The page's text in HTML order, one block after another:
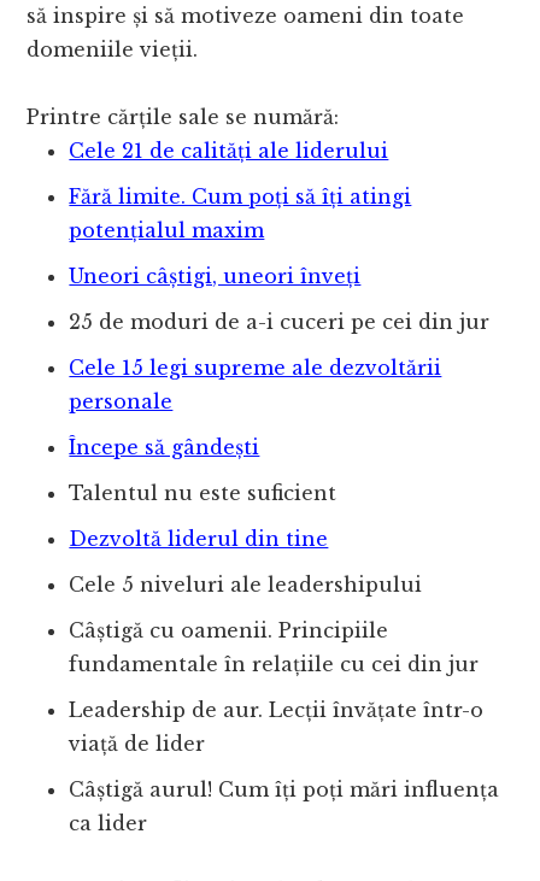
să inspire și să motiveze oameni din toate
domeniile vieții.
Printre cărțile sale se numără:
Cele 21 de calități ale liderului
Fără limite. Cum poți să îți atingi
potențialul maxim
Uneori câștigi, uneori înveți
25 de moduri de a-i cuceri pe cei din jur
Cele 15 legi supreme ale dezvoltării
personale
Începe să gândești
Talentul nu este suficient
Dezvoltă liderul din tine
Cele 5 niveluri ale leadershipului
Câștigă cu oamenii. Principiile
fundamentale în relațiile cu cei din jur
Leadership de aur. Lecții învățate într-o
viață de lider
Câștigă aurul! Cum îți poți mări influența
ca lider